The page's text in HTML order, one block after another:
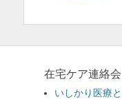
在宅ケア連絡会
いしかり医療